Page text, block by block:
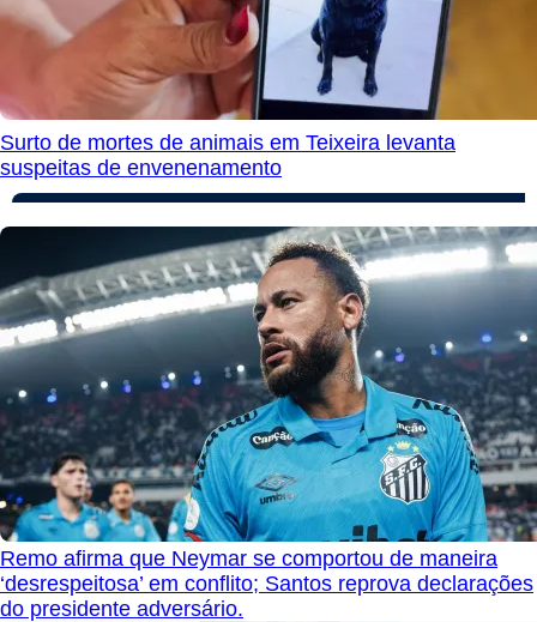
Surto de mortes de animais em Teixeira levanta
suspeitas de envenenamento
Remo afirma que Neymar se comportou de maneira
‘desrespeitosa’ em conflito; Santos reprova declarações
do presidente adversário.